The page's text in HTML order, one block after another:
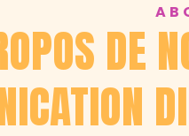
DE